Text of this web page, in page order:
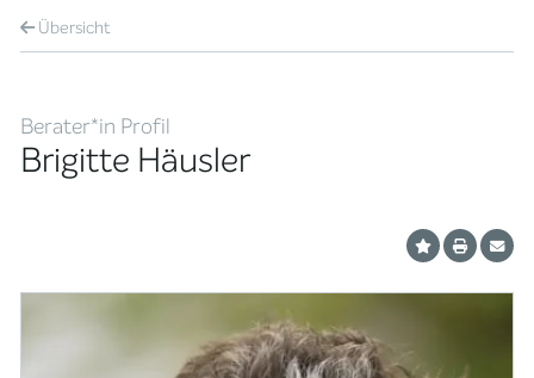
Übersicht
Berater*in Profil
Brigitte Häusler